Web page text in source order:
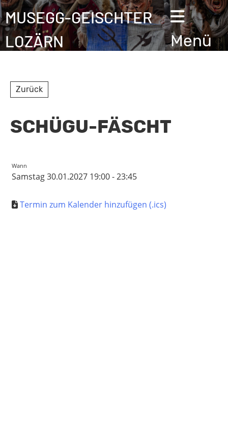
MUSEGG-GEISCHTER
LOZÄRN
Menü
Zurück
SCHÜGU-FÄSCHT
Wann
Samstag 30.01.2027 19:00 - 23:45
Termin zum Kalender hinzufügen (.ics)